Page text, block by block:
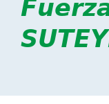
COMITÉ